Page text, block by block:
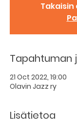
Tapahtuman
21 Oct 2022, 19:00
Olavin Jazz ry
Lisätietoa